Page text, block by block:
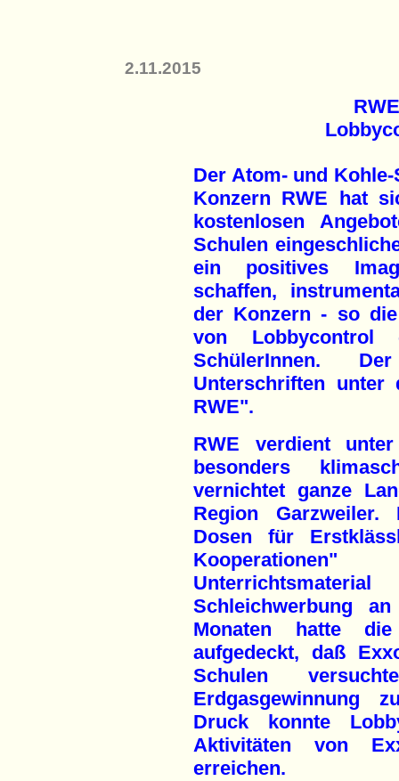
2.11.2015
Der Atom- und
Konzern RWE hat
kostenlosen
Schulen
ein positives
schaffen,
der Konzern - so
von
SchülerInnen.
Unterschriften unter
RWE".
RWE verdient
besonders
vernichtet ganze
Region Garzweiler.
Dosen für
Schleichwerbung
Monaten hatte die
aufgedeckt, daß
Schulen
Erdgasgewinnung
Druck konnte
Aktivitäten von
erreichen.